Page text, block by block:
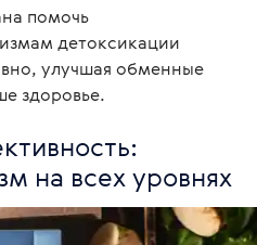
помочь
детоксикации
улучшая обменные
здоровье.
на всех уровнях